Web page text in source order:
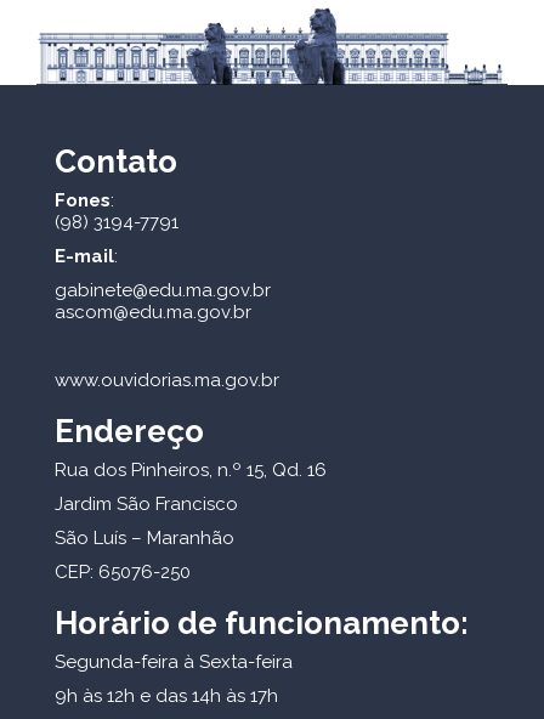
Contato
Fones:
(98) 3194-7791
E-mail:
gabinete@edu.ma.gov.br
ascom@edu.ma.gov.br
www.ouvidorias.ma.gov.br
Endereço
Rua dos Pinheiros, n.º 15, Qd. 16
Jardim São Francisco
São Luís – Maranhão
CEP: 65076-250
Horário de funcionamento:
Segunda-feira à Sexta-feira
9h às 12h e das 14h às 17h